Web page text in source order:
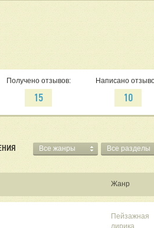
Получено отзывов:
15
Написано
10
Все жанры Все разделы
Жанр
Пейзажная
лирика